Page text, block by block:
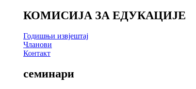
КОМИСИЈА ЗА ЕДУКАЦИЈЕ
Годишњи извјештај
Чланови
Контакт
семинари